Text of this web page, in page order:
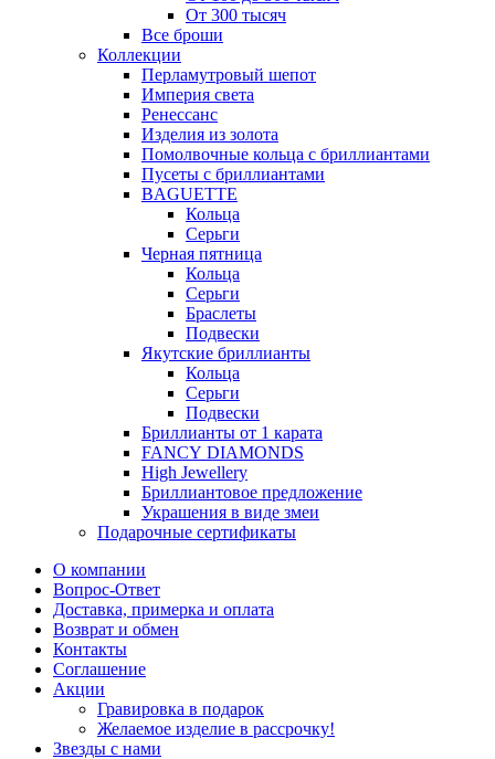
От 300 тысяч
Все броши
Коллекции
Перламутровый шепот
Империя света
Ренессанс
Изделия из золота
Помолвочные кольца с бриллиантами
Пусеты с бриллиантами
BAGUETTE
Кольца
Серьги
Черная пятница
Кольца
Серьги
Браслеты
Подвески
Якутские бриллианты
Кольца
Серьги
Подвески
Бриллианты от 1 карата
FANCY DIAMONDS
High Jewellery
Бриллиантовое предложение
Украшения в виде змеи
Подарочные сертификаты
О компании
Вопрос-Ответ
Доставка, примерка и оплата
Возврат и обмен
Контакты
Соглашение
Акции
Гравировка в подарок
Желаемое изделие в рассрочку!
Звезды с нами